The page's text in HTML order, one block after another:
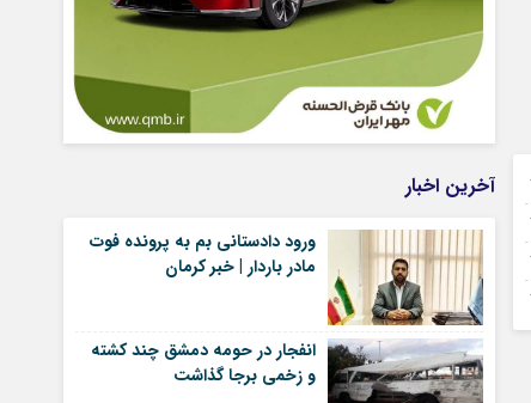
آخرین اخبار
ورود دادستانی بم به پرونده فوت
مادر باردار | خبر کرمان
انفجار در حومه دمشق چند کشته
و زخمی برجا گذاشت